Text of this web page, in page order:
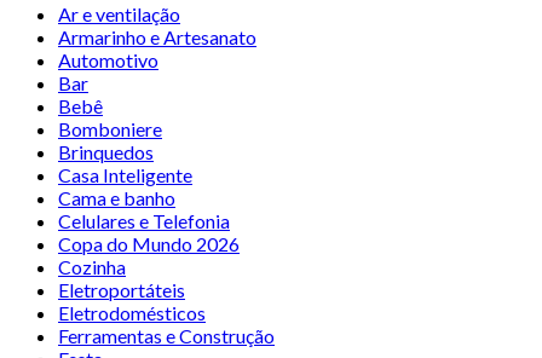
Ar e ventilação
Armarinho e Artesanato
Automotivo
Bar
Bebê
Bomboniere
Brinquedos
Casa Inteligente
Cama e banho
Celulares e Telefonia
Copa do Mundo 2026
Cozinha
Eletroportáteis
Eletrodomésticos
Ferramentas e Construção